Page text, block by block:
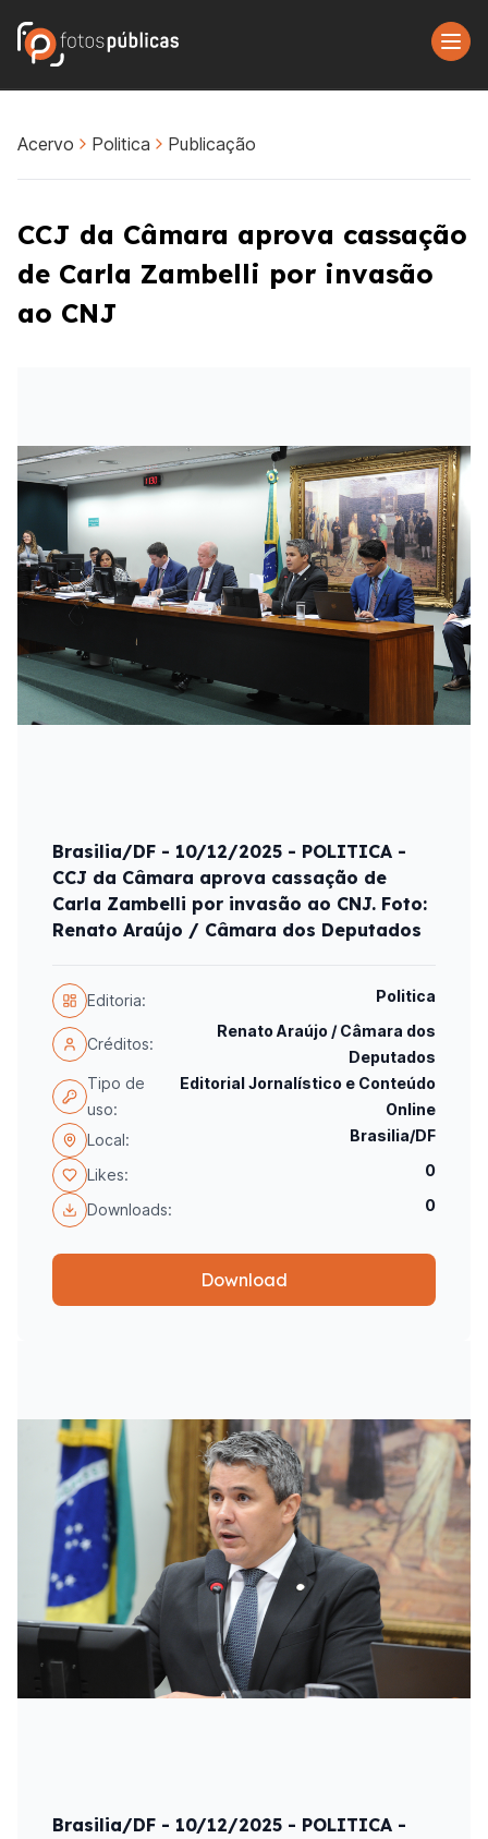
Acervo Politica Publicação
CCJ da Câmara aprova cassação
de Carla Zambelli por invasão
ao CNJ
Brasilia/DF - 10/12/2025 - POLITICA -
CCJ da Câmara aprova cassação de
Carla Zambelli por invasão ao CNJ. Foto:
Renato Araújo / Câmara dos Deputados
Editoria: Politica
Créditos:
Renato Araújo / Câmara dos
Deputados
Tipo de
uso:
Editorial Jornalístico e Conteúdo
Online
Local:
Brasilia/DF
Likes: 0
Downloads: 0
Download
Brasilia/DF - 10/12/2025 - POLITICA -